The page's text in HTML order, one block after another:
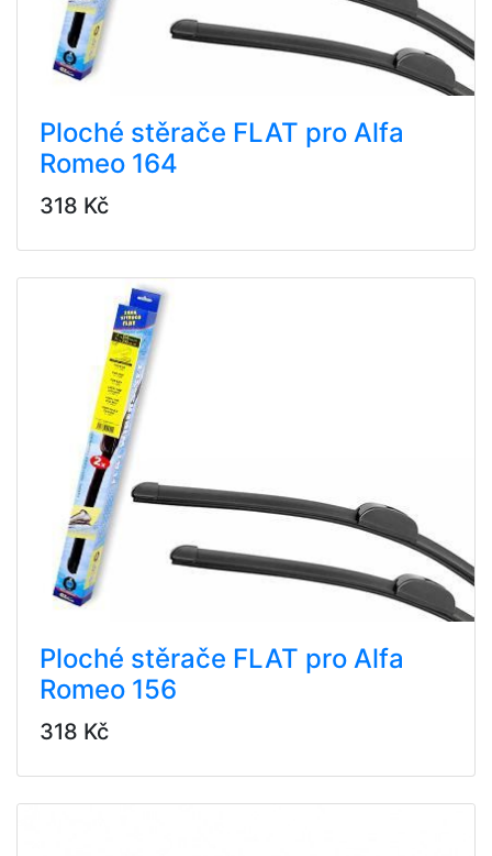
Ploché stěrače FLAT pro Alfa
Romeo 164
318 Kč
Ploché stěrače FLAT pro Alfa
Romeo 156
318 Kč